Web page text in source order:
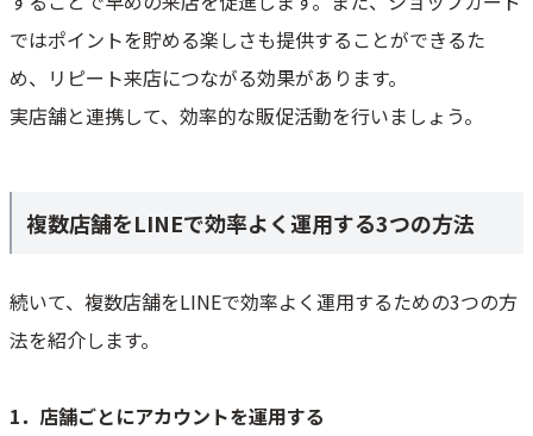
ではポイントを貯める楽しさも提供することができるた
め、リピート来店につながる効果があります。
実店舗と連携して、効率的な販促活動を行いましょう。
複数店舗をLINEで効率よく運用する3つの方法
続いて、複数店舗をLINEで効率よく運用するための3つの方
法を紹介します。
1．店舗ごとにアカウントを運用する